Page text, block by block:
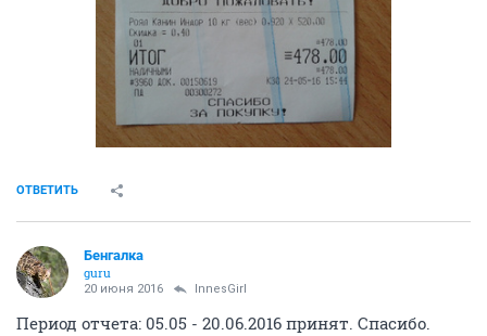
ОТВЕТИТЬ
Бенгалка
guru
20 июня 2016 InnesGirl
Период отчета: 05.05 - 20.06.2016 принят. Спасибо.